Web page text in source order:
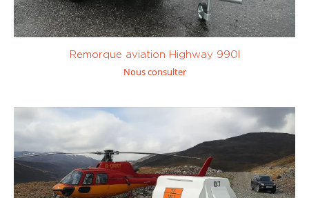
Remorque aviation Highway 990l
Nous consulter